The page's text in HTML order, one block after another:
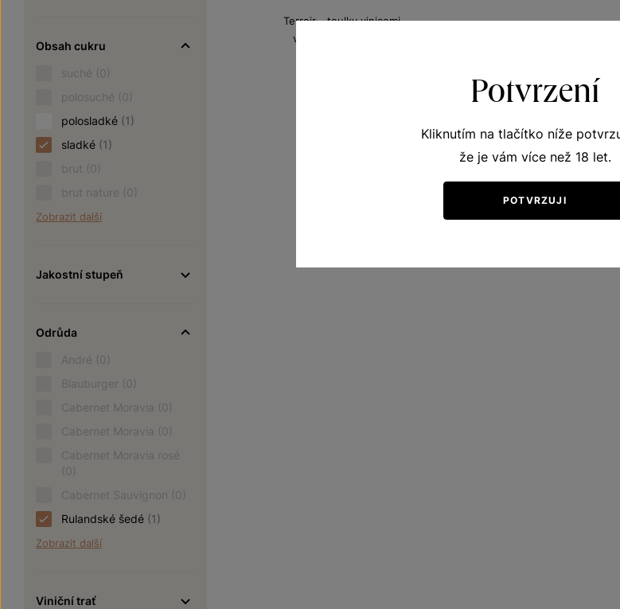
Obsah cukru
suché (0)
polosuché (0)
polosladké (1)
sladké (1)
brut (0)
brut nature (0)
Zobrazit další
Jakostní stupeň
Odrůda
André (0)
Blauburger (0)
Cabernet Moravia (0)
Cabernet Moravia (0)
Cabernet Moravia rosé
(0)
Cabernet Sauvignon (0)
Rulandské šedé (1)
Zobrazit další
Viniční trať
Terroir - toulky vinicemi
výběr z bobulí 2023
Potvrzení
Kliknutím na tlačítko níže
že je vám více než 18 let.
POTVRZUJI